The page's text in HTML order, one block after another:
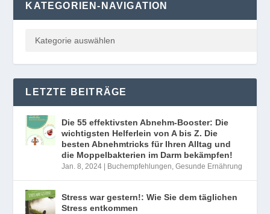
KATEGORIEN-NAVIGATION
LETZTE BEITRÄGE
Die 55 effektivsten Abnehm-Booster: Die
wichtigsten Helferlein von A bis Z. Die
besten Abnehmtricks für Ihren Alltag und
die Moppelbakterien im Darm bekämpfen!
Jan. 8, 2024 Buchempfehlungen,Gesunde Ernährung
Stress war gestern!: Wie Sie dem täglichen
Stress entkommen